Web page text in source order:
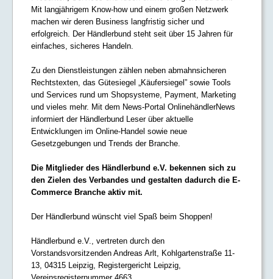
Mit langjährigem Know-how und einem großen Netzwerk
machen wir deren Business langfristig sicher und
erfolgreich. Der Händlerbund steht seit über 15 Jahren für
einfaches, sicheres Handeln.
Zu den Dienstleistungen zählen neben abmahnsicheren
Rechtstexten, das Gütesiegel „Käufersiegel” sowie Tools
und Services rund um Shopsysteme, Payment, Marketing
und vieles mehr. Mit dem News-Portal OnlinehändlerNews
informiert der Händlerbund Leser über aktuelle
Entwicklungen im Online-Handel sowie neue
Gesetzgebungen und Trends der Branche.
Die Mitglieder des Händlerbund e.V. bekennen sich zu
den Zielen des Verbandes und gestalten dadurch die E-
Commerce Branche aktiv mit.
Der Händlerbund wünscht viel Spaß beim Shoppen!
Händlerbund e.V., vertreten durch den
Vorstandsvorsitzenden Andreas Arlt, Kohlgartenstraße 11-
13, 04315 Leipzig, Registergericht Leipzig,